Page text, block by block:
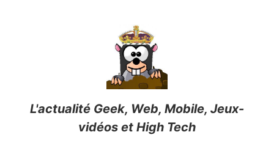
L'actualité Geek, Web, Mobile, Jeux-
vidéos et High Tech